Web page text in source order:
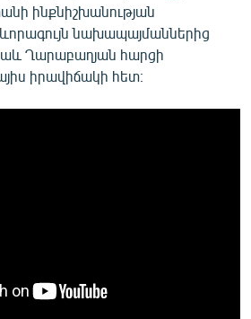
ինքնիշխանության
նախապայմաններից
Ղարաբաղյան հարցի
իրավիճակի հետ։